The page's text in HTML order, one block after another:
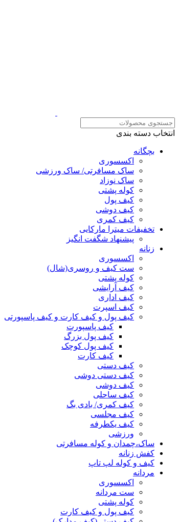
انتخاب دسته بندی
بچگانه
اکسسوری
ساک مسافرتی/ ساک ورزشی
ساک نوزاد
کوله پشتی
کیف پول
کیف دوشی
کیف کمری
تخفیفات میترا مارکایی
پیشنهاد شگفت انگیز
زنانه
اکسسوری
ست کیف و روسری(شال)
کوله پشتی
کیف آرایشی
کیف اداری
کیف اسپرت
کیف پول و کیف کارت و کیف پاسپورتی
کیف پاسپورت
کیف پول بزرگ
کیف پول کوچک
کیف کارت
کیف دستی
کیف دستی دوشی
کیف دوشی
کیف ساحلی
کیف کمری/ بادی بگ
کیف مجلسی
کیف یکطرفه
ورزشی
ساک،چمدان و کوله مسافرتی
کفش زنانه
کیف و کوله لپ تاپ
مردانه
اکسسوری
ست مردانه
کوله پشتی
کیف پول و کیف کارت